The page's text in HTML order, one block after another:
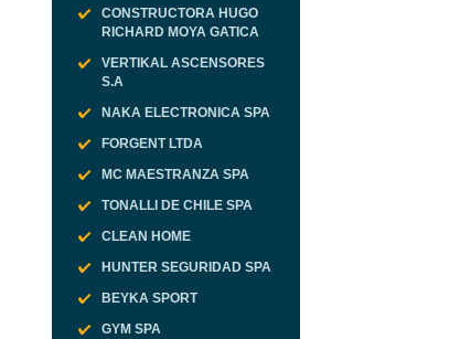
CONSTRUCTORA HUGO
RICHARD MOYA GATICA
VERTIKAL ASCENSORES
S.A
NAKA ELECTRONICA SPA
FORGENT LTDA
MC MAESTRANZA SPA
TONALLI DE CHILE SPA
CLEAN HOME
HUNTER SEGURIDAD SPA
BEYKA SPORT
GYM SPA